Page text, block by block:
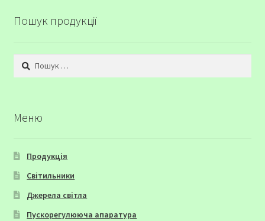
Пошук продукції
Пошук:
Меню
Продукція
Світильники
Джерела світла
Пускорегулююча апаратура